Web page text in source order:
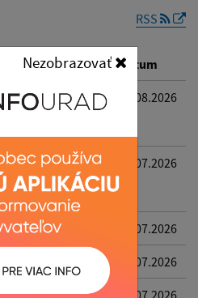
Nezobrazovať
Reset
RSS
Popis Dátum
Západoslovenská
vodárenská
06.08.2026
Západoslovenská
vodárenská
spoločnosť a.s.
30.07.2026
Farma u Flaškov 27.07.2026
21.07.2026
- 21.07.2026